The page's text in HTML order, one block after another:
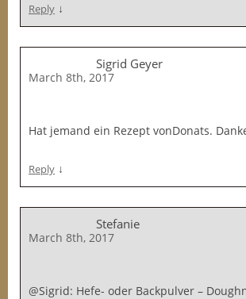
Reply ↓
Sigrid Geyer
March 8th, 2017
Hat jemand ein Rezept vonDonats.
Reply ↓
Stefanie
March 8th, 2017
@Sigrid: Hefe- oder Backpulver –